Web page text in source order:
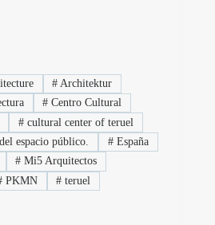
# Architektur
# Centro Cultural
#cultural center of teruel
espacio público. #España
# Mi5 Arquitectos
PKMN # teruel